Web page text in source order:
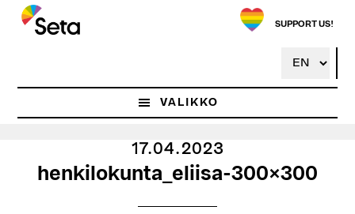
Hyppää
pääsisältöön
SUPPORT US!
VALIKKO
17.04.2023
henkilokunta_eliisa-300×300